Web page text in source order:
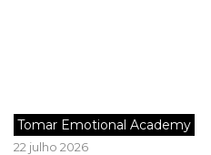
Tomar Emotional Academy
22 julho 2026